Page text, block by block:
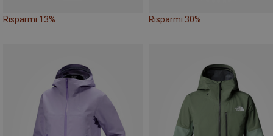
Risparmi 13% Risparmi 30%